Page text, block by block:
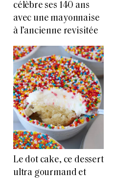
célèbre ses 140 ans
avec une mayonnaise
à l’ancienne revisitée
Le dot cake, ce dessert
ultra gourmand et